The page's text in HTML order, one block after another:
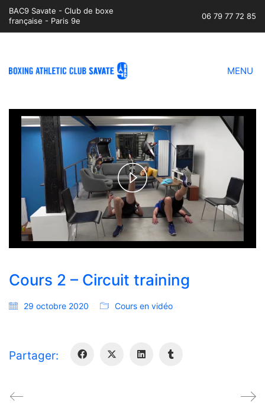
BAC9 Savate - Club de boxe
française - Paris 9e
06 79 77 72 85
MENU
Play
Video
Cours 2 – Circuit training
29 octobre 2020 Cours en vidéo
Partager: